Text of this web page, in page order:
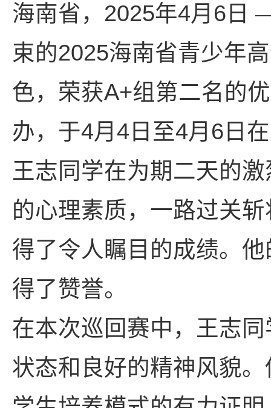
海南省， 2025年4月 6 日
束的2025海南省青少年
色，荣获A+组第二名的
办，于4月 4 日至4月 6 日
王志同学在为期二天的
的心理素质，一路过关
得了令人瞩目的成绩。
得了赞誉。
在本次巡回赛中，王志
状态和良好的精神风貌